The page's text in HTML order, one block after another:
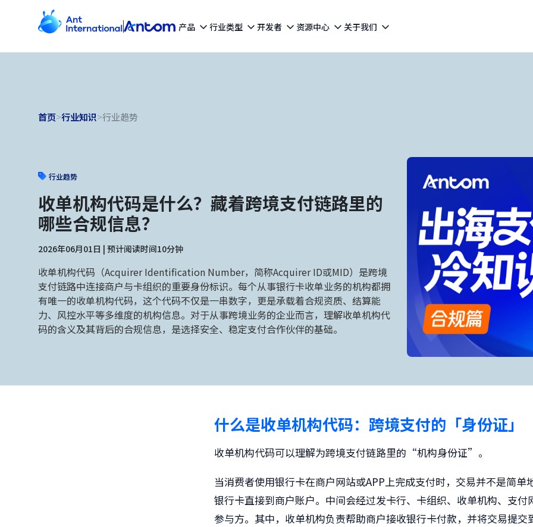
产品 行业类型 开发者 资源中心 关于我们
首页>行业知识>行业趋势
行业趋势
收单机构代码是什么？藏着跨境支付链路里的
哪些合规信息？
2026年06月01日 | 预计阅读时间10分钟
收单机构代码（Acquirer Identification Number，简称Acquirer ID或MID）是跨境
支付链路中连接商户与卡组织的重要身份标识。每个从事银行卡收单业务的机构都拥
有唯一的收单机构代码，这个代码不仅是一串数字，更是承载着合规资质、结算能
力、风控水平等多维度的机构信息。对于从事跨境业务的企业而言，理解收单机构代
码的含义及其背后的合规信息，是选择安全、稳定支付合作伙伴的基础。
什么是收单机构代码：跨境支付的「身份证」
收单机构代码可以理解为跨境支付链路里的“机构身份证”。
当消费者使用银行卡在商户网站或APP上完成支付时，交易并不是简单
银行卡直接到商户账户。中间会经过发卡行、卡组织、收单机构、支付
参与方。其中，收单机构负责帮助商户接收银行卡付款，并将交易提交